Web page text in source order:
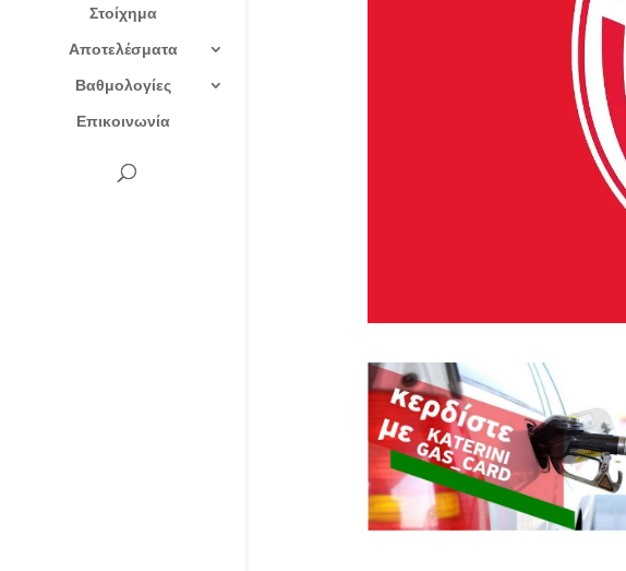
Στοίχημα
Αποτελέσματα
Βαθμολογίες
Επικοινωνία